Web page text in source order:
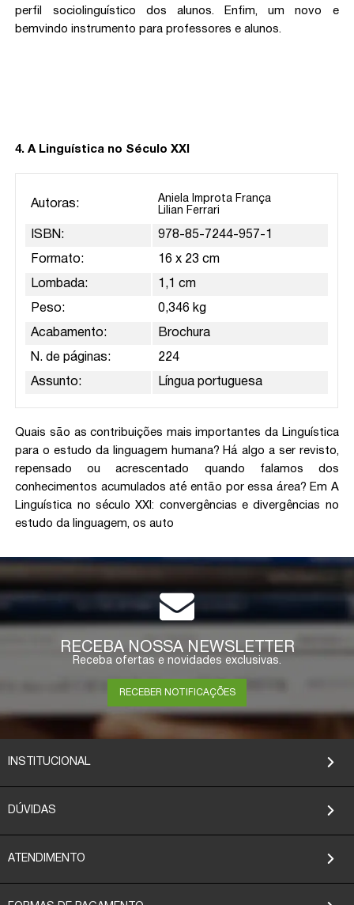
perfil sociolinguístico dos alunos. Enfim, um novo e
bemvindo instrumento para professores e alunos.
4. A Linguística no Século XXI
Autoras:
Aniela Improta França
Lilian Ferrari
ISBN: 978-85-7244-957-1
Formato: 16 x 23 cm
Lombada: 1,1 cm
Peso: 0,346 kg
Acabamento: Brochura
N. de páginas: 224
Assunto: Língua portuguesa
Quais são as contribuições mais importantes da Linguística
para o estudo da linguagem humana? Há algo a ser revisto,
repensado ou acrescentado quando falamos dos
conhecimentos acumulados até então por essa área? Em A
Linguística no século XXI: convergências e divergências no
estudo da linguagem, os auto
RECEBA NOSSA NEWSLETTER
Receba ofertas e novidades exclusivas.
RECEBER NOTIFICAÇÕES
INSTITUCIONAL
DÚVIDAS
ATENDIMENTO